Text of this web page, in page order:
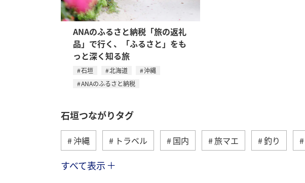
ANAのふるさと納税「旅の返礼
品」で行く、「ふるさと」をも
っと深く知る旅
石垣 北海道
沖縄
ANAのふるさと納税
石垣つながりタグ
沖縄 トラベル 国内 旅マエ 釣り
西表島
すべて表示